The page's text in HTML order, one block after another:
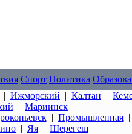
Спорт Политика
| Ижморский | Калтан |
| Мариинск
| Промышленная|
| Яя | Шерегеш